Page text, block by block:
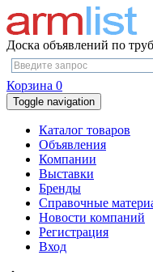
Доска объявлений по
Корзина 0
Toggle navigation
Каталог товаров
Объявления
Компании
Выставки
Бренды
Справочные
Новости компаний
Регистрация
Вход